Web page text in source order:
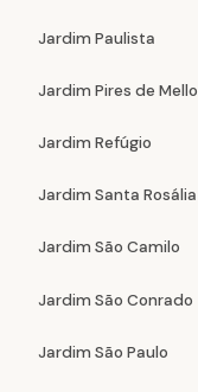
Jardim Paulista
Jardim Pires de Mello
Jardim Refúgio
Jardim Santa Rosália
Jardim São Camilo
Jardim São Conrado
Jardim São Paulo